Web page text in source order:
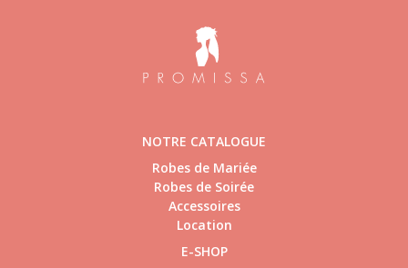
NOTRE CATALOGUE
Robes de Mariée
Robes de Soirée
Accessoires
Location
E-SHOP